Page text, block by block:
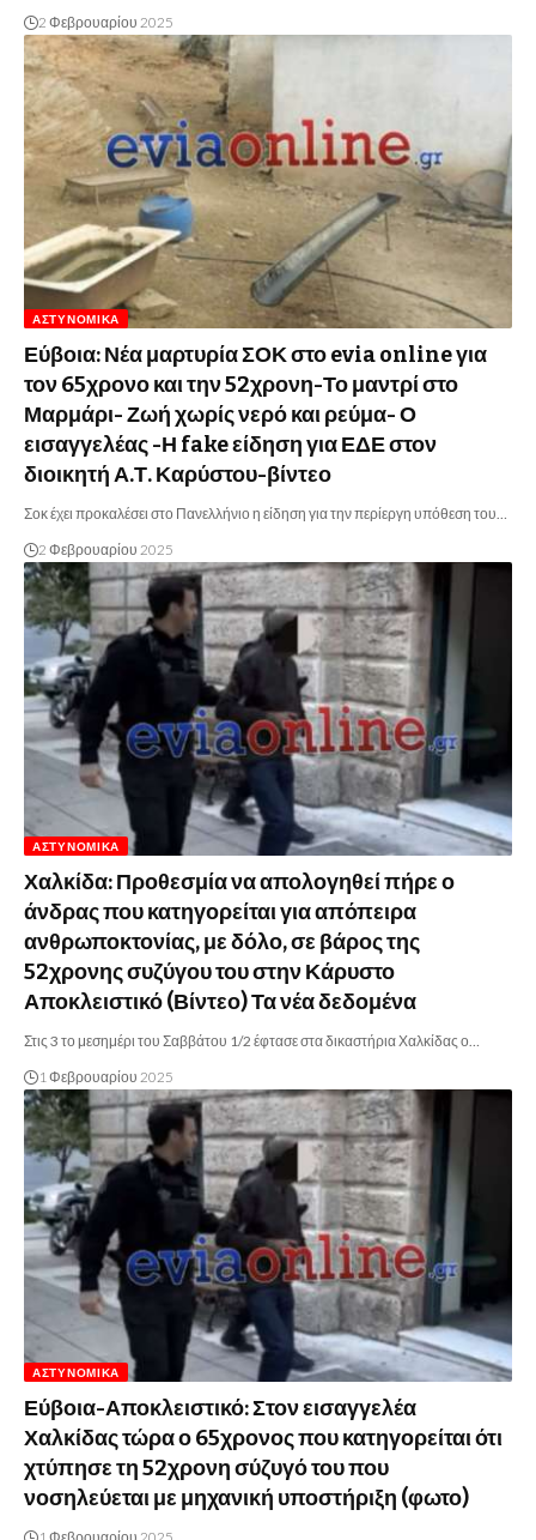
2 Φεβρουαρίου 2025
ΑΣΤΥΝΟΜΙΚΆ
Εύβοια: Νέα μαρτυρία ΣΟΚ στο evia online για
τον 65χρονο και την 52χρονη-Το μαντρί στο
Μαρμάρι- Ζωή χωρίς νερό και ρεύμα- Ο
εισαγγελέας -Η fake είδηση για ΕΔΕ στον
διοικητή Α.Τ. Καρύστου-βίντεο
Σοκ έχει προκαλέσει στο Πανελλήνιο η είδηση για την περίεργη υπόθεση του…
2 Φεβρουαρίου 2025
ΑΣΤΥΝΟΜΙΚΆ
Χαλκίδα: Προθεσμία να απολογηθεί πήρε ο
άνδρας που κατηγορείται για απόπειρα
ανθρωποκτονίας, με δόλο, σε βάρος της
52χρονης συζύγου του στην Κάρυστο
Αποκλειστικό (Βίντεο) Τα νέα δεδομένα
Στις 3 το μεσημέρι του Σαββάτου 1/2 έφτασε στα δικαστήρια Χαλκίδας ο…
1 Φεβρουαρίου 2025
ΑΣΤΥΝΟΜΙΚΆ
Εύβοια-Αποκλειστικό: Στον εισαγγελέα
Χαλκίδας τώρα ο 65χρονος που κατηγορείται ότι
χτύπησε τη 52χρονη σύζυγό του που
νοσηλεύεται με μηχανική υποστήριξη (φωτο)